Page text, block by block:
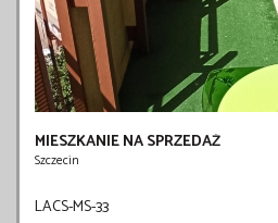
MIESZKANIE NA SPRZEDAŻ
Szczecin
LACS-MS-33